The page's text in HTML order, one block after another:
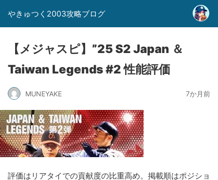
やきゅつく2003攻略ブログ
【メジャスピ】”25 S2 Japan ＆
Taiwan Legends #2 性能評価
MUNEYAKE 7か月前
評価はリアタイでの貢献度の比重高め。掲載順はポジショ